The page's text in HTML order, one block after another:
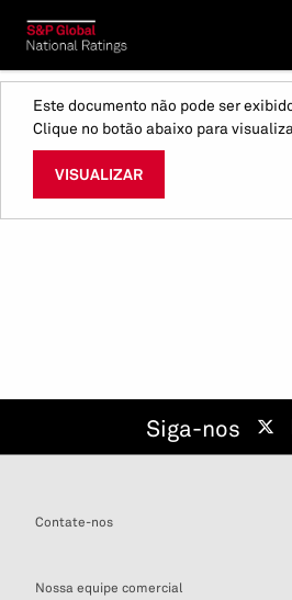
Este documento não pode ser
Clique no botão abaixo para
VISUALIZAR
Siga-nos
Contate-nos
Nossa equipe comercial